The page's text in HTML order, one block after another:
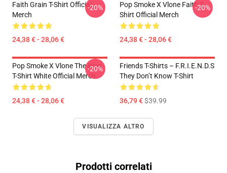
Faith Grain T-Shirt Official
Merch
24,38 € - 28,06 €
-20%
Pop Smoke X Vlone Faith T-
Shirt Official Merch
24,38 € - 28,06 €
-20%
Pop Smoke X Vlone The Woo
T-Shirt White Official Merch
24,38 € - 28,06 €
-20%
Friends T-Shirts – F.R.I.E.N.D.S
They Don’t Know T-Shirt
36,79 €$39.99
VISUALIZZA ALTRO
Prodotti correlati